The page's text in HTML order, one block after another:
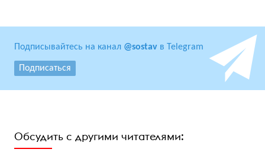
Подписывайтесь на канал @sostav в Telegram
Подписаться
Обсудить с другими читателями: